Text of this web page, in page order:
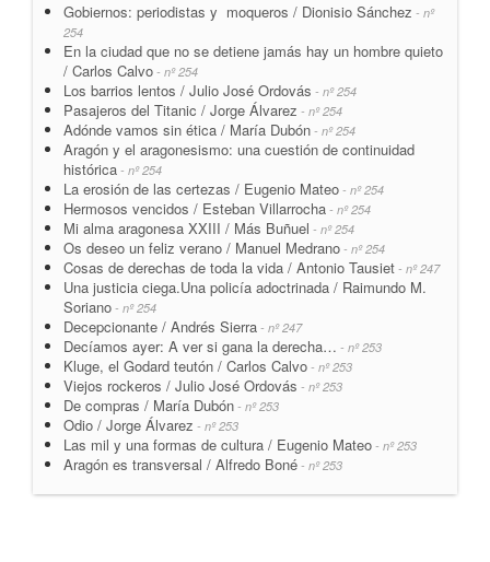
Gobiernos: periodistas y moqueros / Dionisio Sánchez - nº
254
En la ciudad que no se detiene jamás hay un hombre quieto
/ Carlos Calvo - nº 254
Los barrios lentos / Julio José Ordovás - nº 254
Pasajeros del Titanic / Jorge Álvarez - nº 254
Adónde vamos sin ética / María Dubón - nº 254
Aragón y el aragonesismo: una cuestión de continuidad
histórica - nº 254
La erosión de las certezas / Eugenio Mateo - nº 254
Hermosos vencidos / Esteban Villarrocha - nº 254
Mi alma aragonesa XXIII / Más Buñuel - nº 254
Os deseo un feliz verano / Manuel Medrano - nº 254
Cosas de derechas de toda la vida / Antonio Tausiet - nº 247
Una justicia ciega.Una policía adoctrinada / Raimundo M.
Soriano - nº 254
Decepcionante / Andrés Sierra - nº 247
Decíamos ayer: A ver si gana la derecha… - nº 253
Kluge, el Godard teutón / Carlos Calvo - nº 253
Viejos rockeros / Julio José Ordovás - nº 253
De compras / María Dubón - nº 253
Odio / Jorge Álvarez - nº 253
Las mil y una formas de cultura / Eugenio Mateo - nº 253
Aragón es transversal / Alfredo Boné - nº 253